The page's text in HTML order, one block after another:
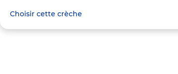
Choisir cette crèche